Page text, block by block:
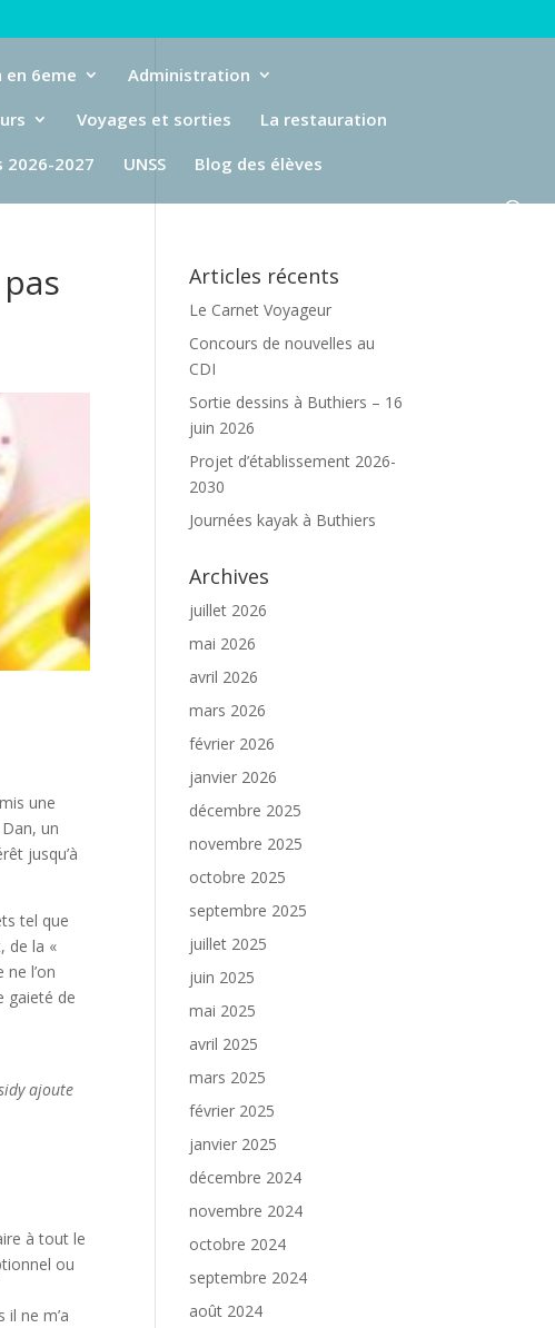
6eme
Administration
Voyages et sorties
La restauration
2026-2027 UNSS Blog des élèves
une
un
jusqu’à
tel que
de la «
l’on
gaieté de
ajoute
à tout le
ou
ne m’a
Articles récents
Le Carnet Voyageur
Concours de nouvelles au
CDI
Sortie dessins à Buthiers – 16
juin 2026
Projet d’établissement 2026-
2030
Journées kayak à Buthiers
Archives
juillet 2026
mai 2026
avril 2026
mars 2026
février 2026
janvier 2026
décembre 2025
novembre 2025
octobre 2025
septembre 2025
juillet 2025
juin 2025
mai 2025
avril 2025
mars 2025
février 2025
janvier 2025
décembre 2024
novembre 2024
octobre 2024
septembre 2024
août 2024